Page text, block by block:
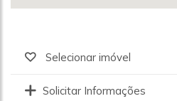
Selecionar imóvel
Solicitar Informações